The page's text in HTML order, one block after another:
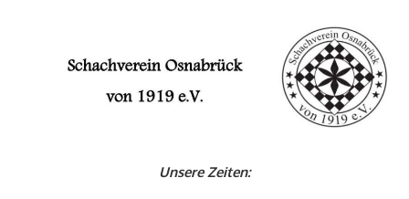
Unsere Zeiten: